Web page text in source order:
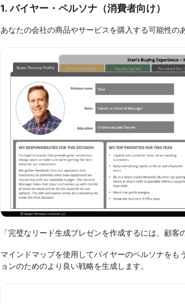
1. バイヤー・ペルソナ（消費者向け）
あなたの会社の商品やサービスを購入する可能性の
「完璧なリード生成プレゼンを作成するには、顧客
マインドマップを使用してバイヤーのペルソナを
ョンのためのより良い戦略を生成します。